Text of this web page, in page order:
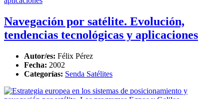
Navegación por satélite. Evolución,
tendencias tecnológicas y aplicaciones
Autor/es: Félix Pérez
Fecha: 2002
Categorías: Senda Satélites